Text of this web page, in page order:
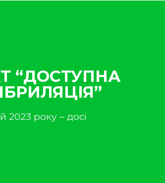
“ДОСТУПНА
2023 року – досі